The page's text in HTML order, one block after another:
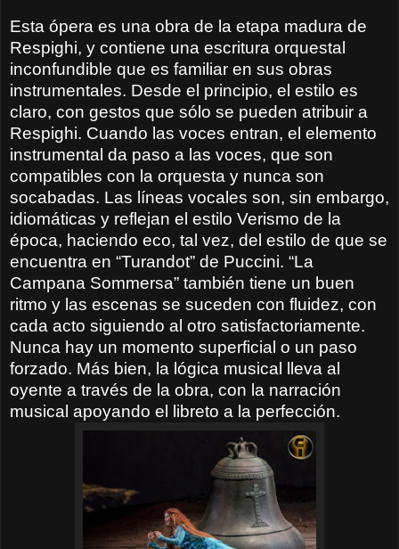
Esta ópera es una obra de la etapa madura de
Respighi, y contiene una escritura orquestal
inconfundible que es familiar en sus obras
instrumentales. Desde el principio, el estilo es
claro, con gestos que sólo se pueden atribuir a
Respighi. Cuando las voces entran, el elemento
instrumental da paso a las voces, que son
compatibles con la orquesta y nunca son
socabadas. Las líneas vocales son, sin embargo,
idiomáticas y reflejan el estilo Verismo de la
época, haciendo eco, tal vez, del estilo de que se
encuentra en “Turandot” de Puccini. “La
Campana Sommersa” también tiene un buen
ritmo y las escenas se suceden con fluidez, con
cada acto siguiendo al otro satisfactoriamente.
Nunca hay un momento superficial o un paso
forzado. Más bien, la lógica musical lleva al
oyente a través de la obra, con la narración
musical apoyando el libreto a la perfección.